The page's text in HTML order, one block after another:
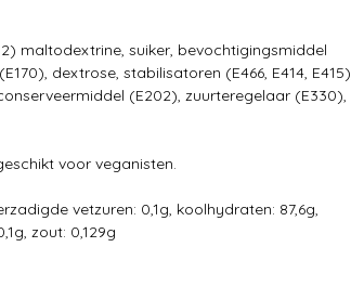
maltodextrine, suiker, bevochtigingsmiddel
dextrose, stabilisatoren (E466, E414, E415),
(E202), zuurteregelaar (E330),
voor veganisten.
vetzuren: 0,1g, koolhydraten: 87,6g,
zout: 0,129g